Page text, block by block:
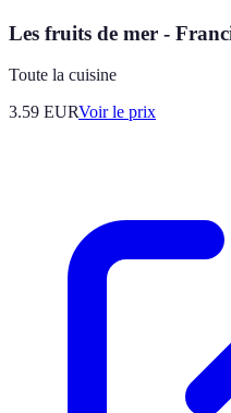
Les fruits de mer -
Toute la cuisine
3.59 EURVoir le prix